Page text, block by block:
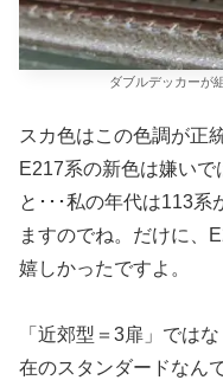
ダブルデッカーが
スカ色はこの色調が正
E217系の新色は嫌いで
と･･･私の年代は113系
ますのでね。だけに、
嬉しかったですよ。
「近郊型＝3扉」では
在のスタンダードなん